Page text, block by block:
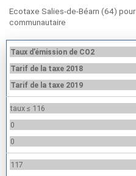
Ecotaxe Salies-de-Béarn (64)
communautaire
Taux d’émission de CO2
Tarif de la taxe 2018
Tarif de la taxe 2019
taux ≤ 116
0
0
117